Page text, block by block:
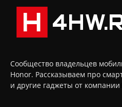
Сообщество владельцев
Honor. Рассказываем про
и другие гаджеты от